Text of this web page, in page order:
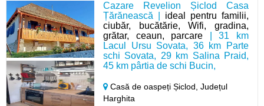
Cazare Revelion Șiclod Casa
Țărănească | ideal pentru familii,
ciubăr, bucătărie, Wifi, gradina,
grătar, ceaun, parcare | 31 km
Lacul Ursu Sovata, 36 km Parte
schi Sovata, 29 km Salina Praid,
45 km pârtia de schi Bucin,
Casă de oaspeți Șiclod,Județul
Harghita